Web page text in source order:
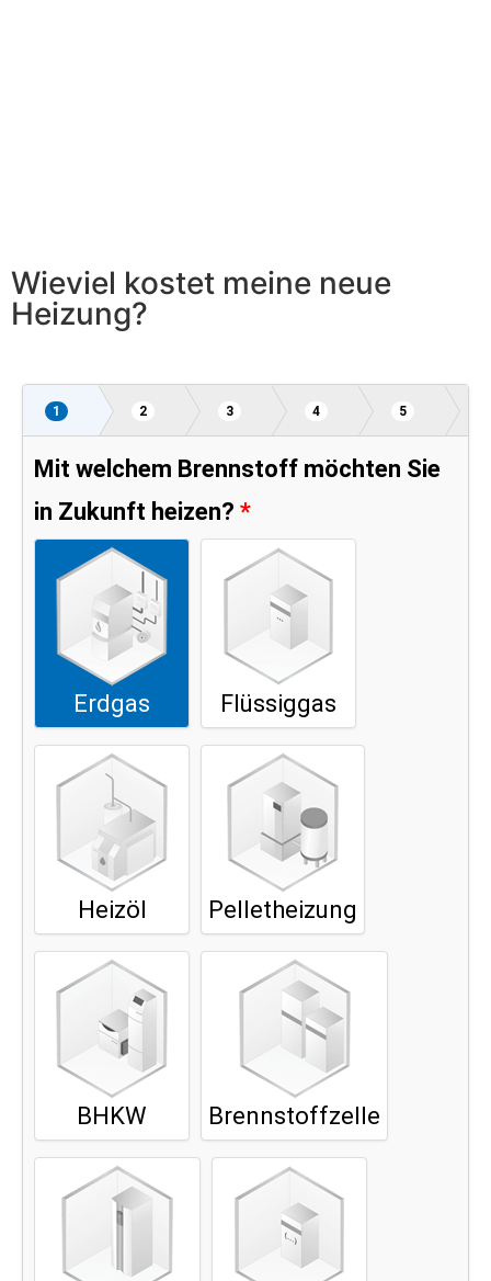
Wieviel kostet meine neue
Heizung?